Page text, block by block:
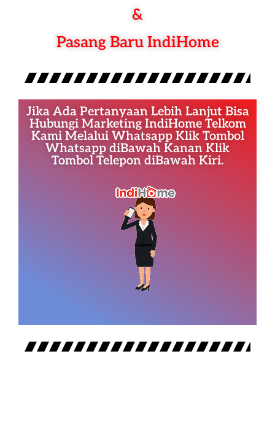
&
Pasang Baru IndiHome
Jika Ada Pertanyaan Lebih Lanjut Bisa
Hubungi Marketing IndiHome Telkom
Kami Melalui Whatsapp Klik Tombol
Whatsapp diBawah Kanan Klik
Tombol Telepon diBawah Kiri.